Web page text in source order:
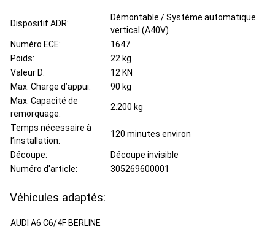
Dispositif ADR:
Démontable / Système automatique
vertical (A40V)
Numéro ECE:
1647
Poids:
22 kg
Valeur D:
12 KN
Max. Charge d’appui:
90 kg
Max. Capacité de
remorquage:
2.200 kg
Temps nécessaire à
l’installation:
120 minutes environ
Découpe:
Découpe invisible
Numéro d'article:
305269600001
Véhicules adaptés:
AUDI A6 C6/4F BERLINE